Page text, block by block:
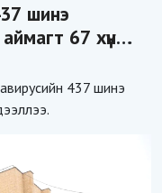
шинэ
67 хүн
437 шинэ